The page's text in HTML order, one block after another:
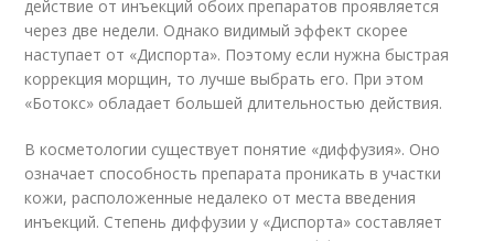
действие от инъекций обоих препаратов проявляется
через две недели. Однако видимый эффект скорее
наступает от «Диспорта». Поэтому если нужна быстрая
коррекция морщин, то лучше выбрать его. При этом
«Ботокс» обладает большей длительностью действия.
В косметологии существует понятие «диффузия». Оно
означает способность препарата проникать в участки
кожи, расположенные недалеко от места введения
инъекций. Степень диффузии у «Диспорта» составляет